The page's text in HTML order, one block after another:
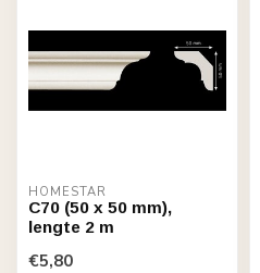
HOMESTAR
C70 (50 x 50 mm),
lengte 2 m
€5,80